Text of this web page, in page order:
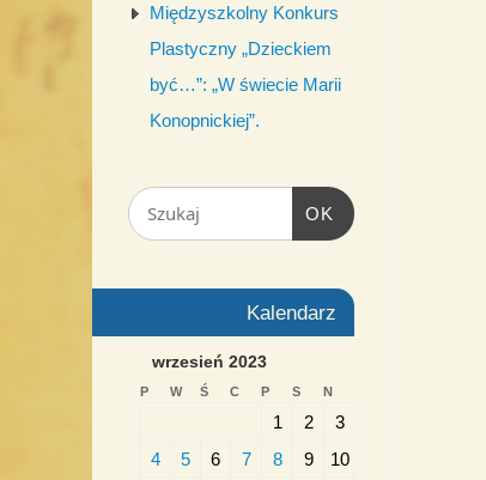
Międzyszkolny Konkurs
Plastyczny „Dzieckiem
być…”: „W świecie Marii
Konopnickiej”.
OK
Kalendarz
wrzesień 2023
P W Ś C P S N
1 2
3
4
5 6 7 8 9 10